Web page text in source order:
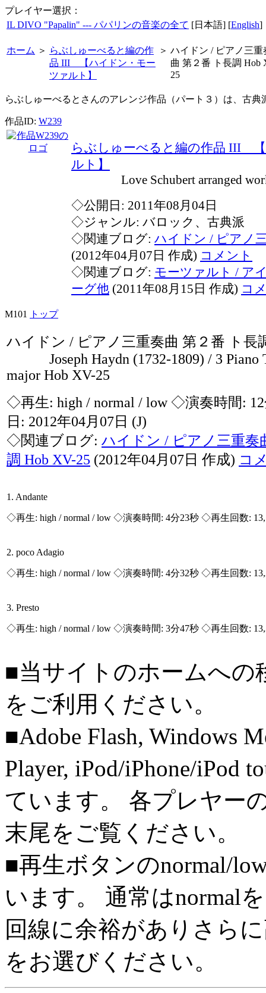
プレイヤー選択：
IL DIVO "Papalin" --- パパリンの音楽の全て [日本語] [English]
ホーム ＞ らぶしゅーべると編の作
品 III 【ハイドン・モー
ツァルト】
＞ ハイドン / ピアノ三重
曲 第２番 ト長調 Hob
25
らぶしゅーべるとさんのアレンジ作品（パート３）は、古
作品ID: W239
らぶしゅーべると編の作品 III
ルト】
Love Schubert arranged
◇公開日: 2011年08月04日
◇ジャンル: バロック、古典派
◇関連ブログ: ハイドン / ピアノ
(2012年04月07日 作成) コメント
◇関連ブログ: モーツァルト / ア
ーグ他 (2011年08月15日 作成) コ
M101 トップ
ハイドン / ピアノ三重奏曲 第２番 ト長
Joseph Haydn (1732-1809) / 3 Piano
major Hob XV-25
◇再生: high / normal / low ◇演奏時間:
日: 2012年04月07日 (J)
◇関連ブログ: ハイドン / ピアノ三重奏
調 Hob XV-25 (2012年04月07日 作成) コ
1. Andante
◇再生: high / normal / low ◇演奏時間: 4分23秒 ◇再生回数:
2. poco Adagio
◇再生: high / normal / low ◇演奏時間: 4分32秒 ◇再生回数:
3. Presto
◇再生: high / normal / low ◇演奏時間: 3分47秒 ◇再生回数:
■当サイトのホームへの
をご利用ください。
■Adobe Flash, Windows
Player, iPod/iPhone/iPod
ています。 各プレヤー
末尾をご覧ください。
■再生ボタンのnormal/
います。 通常はnormal
回線に余裕がありさら
をお選びください。